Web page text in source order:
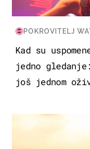
POKROVITELJ
Kad su
jedno
još jednom